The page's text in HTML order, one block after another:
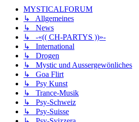
MYSTICALFORUM
↳ Allgemeines
↳ News
↳ -«(( CH-PARTYS ))»-
↳ International
↳ Drogen
↳ Mystic und Aussergewönliches
↳ Goa Flirt
↳ Psy Kunst
↳ Trance-Musik
↳ Psy-Schweiz
↳ Psy-Suisse